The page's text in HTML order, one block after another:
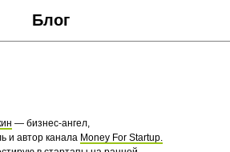
Блог
— бизнес-ангел,
и автор канала Money For Startup.